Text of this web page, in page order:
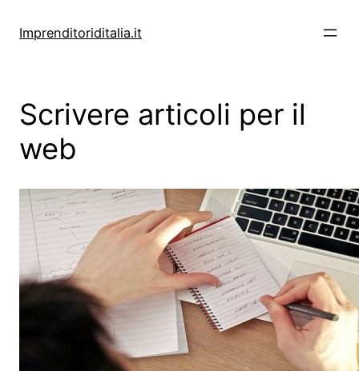
Imprenditoriditalia.it
Scrivere articoli per il
web